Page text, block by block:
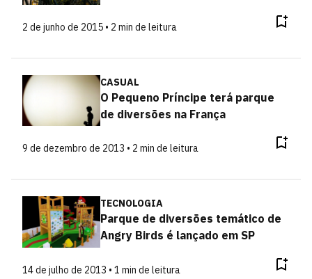
2 de junho de 2015 • 2 min de leitura
CASUAL
O Pequeno Príncipe terá parque
de diversões na França
9 de dezembro de 2013 • 2 min de leitura
TECNOLOGIA
Parque de diversões temático de
Angry Birds é lançado em SP
14 de julho de 2013 • 1 min de leitura